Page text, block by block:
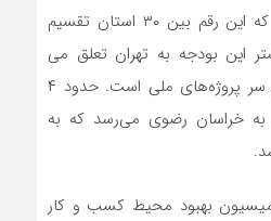
عمرانی اختصاص می‌یابد که این رقم بین ۳۰ استان تقسیم
این بودجه به تهران تعلق می
یابد و تمام چانه‌زنی‌ها بر سر پروژه‌های ملی است. حدود ۴
به خراسان رضوی می‌رسد که به
بهبود محیط کسب و کار